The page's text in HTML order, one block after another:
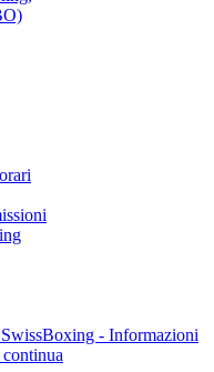
- Informazioni